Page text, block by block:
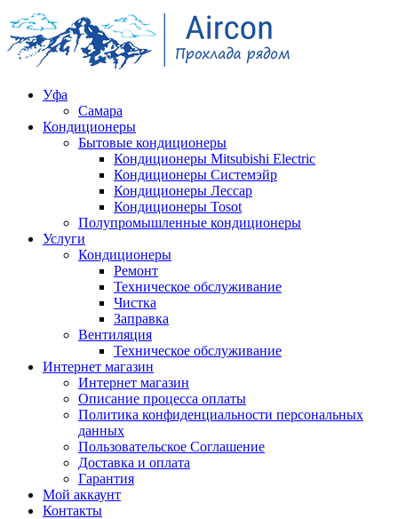
Уфа
Самара
Кондиционеры
Бытовые кондиционеры
Кондиционеры Mitsubishi Electric
Кондиционеры Системэйр
Кондиционеры Лессар
Кондиционеры Tosot
Полупромышленные кондиционеры
Услуги
Кондиционеры
Ремонт
Техническое обслуживание
Чистка
Заправка
Вентиляция
Техническое обслуживание
Интернет магазин
Интернет магазин
Описание процесса оплаты
Политика конфиденциальности персональных
данных
Пользовательское Соглашение
Доставка и оплата
Гарантия
Мой аккаунт
Контакты